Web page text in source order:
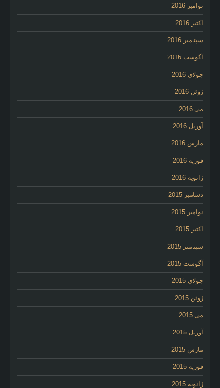
نوامبر 2016
اکتبر 2016
سپتامبر 2016
آگوست 2016
جولای 2016
ژوئن 2016
می 2016
آوریل 2016
مارس 2016
فوریه 2016
ژانویه 2016
دسامبر 2015
نوامبر 2015
اکتبر 2015
سپتامبر 2015
آگوست 2015
جولای 2015
ژوئن 2015
می 2015
آوریل 2015
مارس 2015
فوریه 2015
ژانویه 2015